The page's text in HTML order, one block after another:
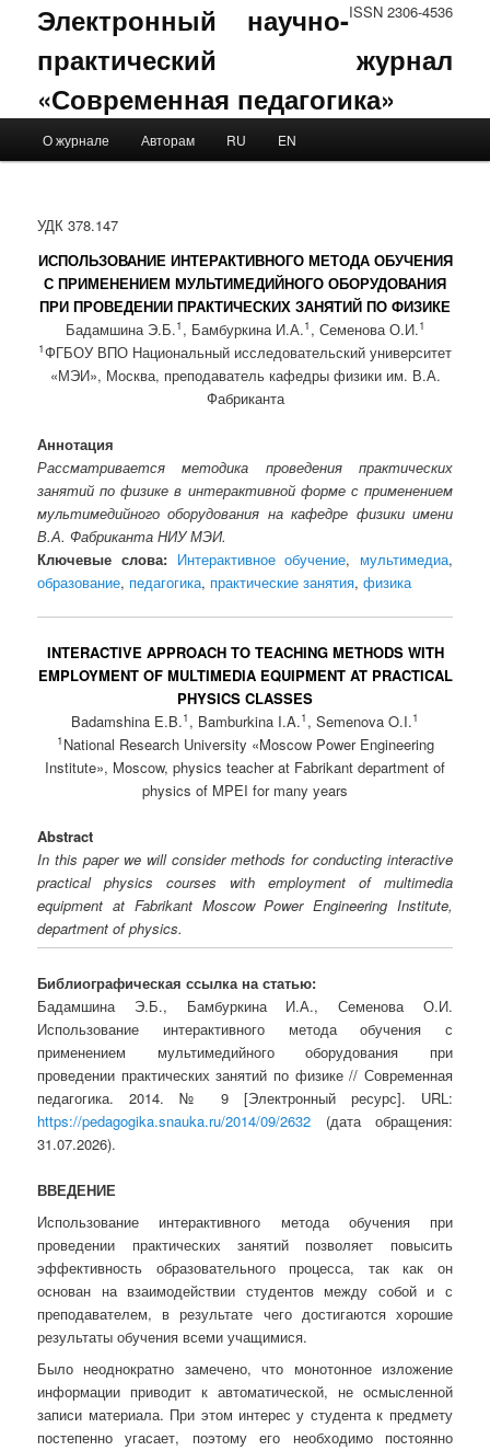
ISSN 2306-4536
Электронный научно-
практический журнал
«Современная педагогика»
Skip to primary content
Skip to secondary content
О журнале Авторам RU EN
УДК 378.147
ИСПОЛЬЗОВАНИЕ ИНТЕРАКТИВНОГО МЕТОДА ОБУЧЕНИЯ
С ПРИМЕНЕНИЕМ МУЛЬТИМЕДИЙНОГО ОБОРУДОВАНИЯ
ПРИ ПРОВЕДЕНИИ ПРАКТИЧЕСКИХ ЗАНЯТИЙ ПО ФИЗИКЕ
Бадамшина Э.Б.1 , Бамбуркина И.А.1 , Семенова О.И.1
1ФГБОУ ВПО Национальный исследовательский университет
«МЭИ», Москва, преподаватель кафедры физики им. В.А.
Фабриканта
Аннотация
Рассматривается методика проведения практических
занятий по физике в интерактивной форме с применением
мультимедийного оборудования на кафедре физики имени
В.А. Фабриканта НИУ МЭИ.
Ключевые слова: Интерактивное обучение, мультимедиа,
образование, педагогика, практические занятия,физика
INTERACTIVE APPROACH TO TEACHING METHODS WITH
EMPLOYMENT OF MULTIMEDIA EQUIPMENT AT PRACTICAL
PHYSICS CLASSES
Badamshina E.B.1 , Bamburkina I.A.1 , Semenova O.I.1
1 National Research University «Moscow Power Engineering
Institute», Moscow, physics teacher at Fabrikant department of
physics of MPEI for many years
Abstract
In this paper we will consider methods for conducting interactive
practical physics courses with employment of multimedia
equipment at Fabrikant Moscow Power Engineering Institute,
department of physics.
Библиографическая ссылка на статью:
Бадамшина Э.Б., Бамбуркина И.А., Семенова О.И.
Использование интерактивного метода обучения с
применением мультимедийного оборудования при
проведении практических занятий по физике // Современная
педагогика. 2014. № 9 [Электронный ресурс]. URL:
https://pedagogika.snauka.ru/2014/09/2632 (дата обращения:
31.07.2026).
ВВЕДЕНИЕ
Использование интерактивного метода обучения при
проведении практических занятий позволяет повысить
эффективность образовательного процесса, так как он
основан на взаимодействии студентов между собой и с
преподавателем, в результате чего достигаются хорошие
результаты обучения всеми учащимися.
Было неоднократно замечено, что монотонное изложение
информации приводит к автоматической, не осмысленной
записи материала. При этом интерес у студента к предмету
постепенно угасает, поэтому его необходимо постоянно